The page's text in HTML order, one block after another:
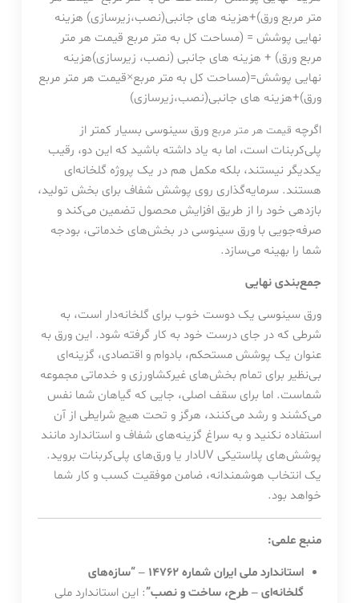
متر مربع ورق)+هزینه‌ های جانبی(نصب،زیرسازی) هزینه
نهایی پوشش = (مساحت کل به متر مربع قیمت هر متر
مربع ورق) + هزینه‌ های جانبی (نصب، زیرسازی)هزینه
نهایی پوشش=
(مساحت کل به متر مربع×قیمت هر متر مربع
ورق)
+هزینه‌ های جانبی(نصب،زیرسازی)
اگرچه قیمت هر متر مربعورق سینوسی بسیار کمتر از
پلی‌کربنات است، اما به یاد داشته باشید که این دو، رقیب
یکدیگر نیستند، بلکه مکمل هم در یک پروژه گلخانه‌ای
هستند. سرمایه‌گذاری روی پوشش شفاف برای بخش تولید،
بازدهی خود را از طریق افزایش محصول تضمین می‌کند و
صرفه‌جویی با ورق سینوسی در بخش‌های خدماتی، بودجه
شما را بهینه می‌سازد.
جمع‌بندی نهایی
ورق سینوسی یک دوست خوب برای گلخانه‌دار است، به
شرطی که در جای درست خود به کار گرفته شود. این ورق به
عنوان یک پوشش مستحکم، بادوام و اقتصادی، گزینه‌ای
بی‌نظیر برای تمام بخش‌های غیرکشاورزی و خدماتی مجموعه
شماست. اما برای سقف اصلی، جایی که گیاهان شما نفس
می‌کشند و رشد می‌کنند، هرگز و تحت هیچ شرایطی از آن
استفاده نکنید و به سراغ گزینه‌های شفاف و استاندارد مانند
پوشش‌های پلاستیکی UVدار یا ورق‌های پلی‌کربنات بروید.
یک انتخاب هوشمندانه، ضامن موفقیت کسب و کار شما
خواهد بود.
منبع علمی:
استاندارد ملی ایران شماره ۱۴۷۶۲ – “سازه‌های
گلخانه‌ای – طرح، ساخت و نصب”: این استاندارد ملی